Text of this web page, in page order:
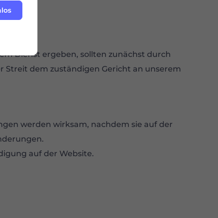
Dienst ergeben, sollten zunächst durch
dem zuständigen Gericht an unserem
werden wirksam, nachdem sie auf der
auf der Website.